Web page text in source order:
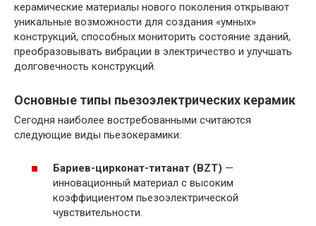
керамические материалы нового поколения открывают
уникальные возможности для создания «умных»
конструкций, способных мониторить состояние зданий,
преобразовывать вибрации в электричество и улучшать
долговечность конструкций.
Основные типы пьезоэлектрических керамик
Сегодня наиболее востребованными считаются
следующие виды пьезокерамики:
Бариев-цирконат-титанат (BZT) —
инновационный материал с высоким
коэффициентом пьезоэлектрической
чувствительности.